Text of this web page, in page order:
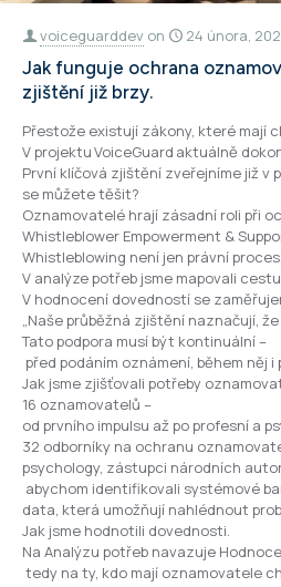
voiceguarddev on 24 února,
Jak funguje ochrana
zjištění již brzy.
Přestože existují zákony, které mají
V projektu VoiceGuard aktuálně
První klíčová zjištění zveřejníme již v
se můžete těšit?
Oznamovatelé hrají zásadní roli při
Whistleblower Empowerment &
Whistleblowing není jen právní
V analýze potřeb jsme mapovali
V hodnocení dovedností se
„Naše průběžná zjištění naznačují,
Tato podpora musí být kontinuální –
před podáním oznámení, během něj
Jak jsme zjišťovali potřeby
16 oznamovatelů –
od prvního impulsu až po profesní a
32 odborníky na ochranu
psychology, zástupci národních
abychom identifikovali systémové
data, která umožňují nahlédnout
Jak jsme hodnotili dovednosti.
Na Analýzu potřeb navazuje
tedy na ty, kdo mají oznamovatele